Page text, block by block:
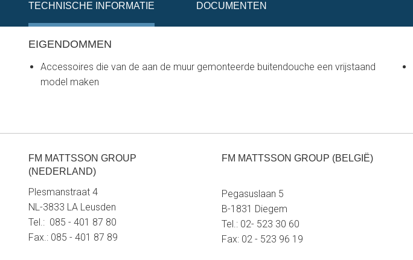
TECHNISCHE INFORMATIE DOCUMENTEN
EIGENDOMMEN
Accessoires die van de aan de muur gemonteerde buitendouche een vrijstaand
model maken
FM MATTSSON GROUP
(NEDERLAND)
Plesmanstraat 4
NL-3833 LA Leusden
Tel.: 085 - 401 87 80
Fax.: 085 - 401 87 89
FM MATTSSON GROUP (BELGIË)
Pegasuslaan 5
B-1831 Diegem
Tel.: 02- 523 30 60
Fax: 02 - 523 96 19